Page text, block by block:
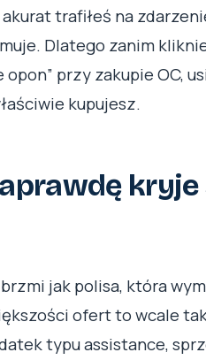
trafiłeś na
Dlatego zanim
opon” przy zakupie OC,
kupujesz.
kryje
jak polisa, która
ofert to wcale
typu assistance,